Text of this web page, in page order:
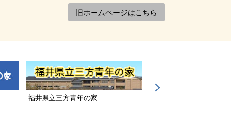
旧ホームページはこちら
福井県立三方青年の家